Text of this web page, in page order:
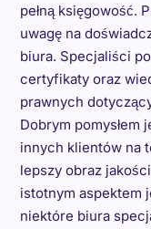
pełną księgowość.
uwagę na
biura. Specjaliści
certyfikaty oraz
prawnych
Dobrym
innych klientów na
lepszy obraz
istotnym aspektem
niektóre biura